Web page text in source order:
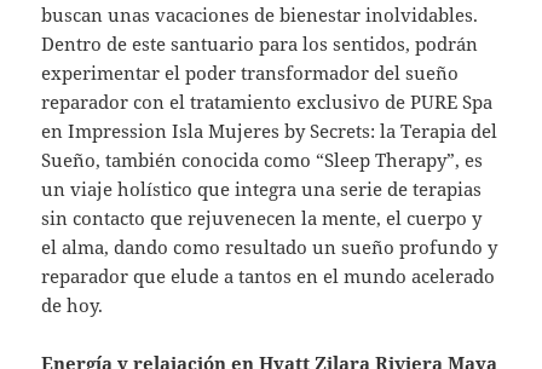
buscan unas vacaciones de bienestar inolvidables.
Dentro de este santuario para los sentidos, podrán
experimentar el poder transformador del sueño
reparador con el tratamiento exclusivo de PURE Spa
en Impression Isla Mujeres by Secrets: la Terapia del
Sueño, también conocida como “Sleep Therapy”, es
un viaje holístico que integra una serie de terapias
sin contacto que rejuvenecen la mente, el cuerpo y
el alma, dando como resultado un sueño profundo y
reparador que elude a tantos en el mundo acelerado
de hoy.
Energía y relajación enHyatt Zilara Riviera Maya